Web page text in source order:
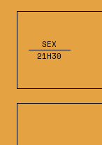
SEX
21H30